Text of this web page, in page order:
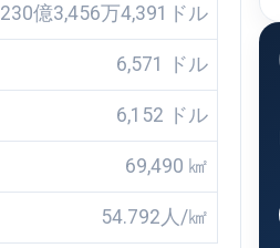
230億3,456万4,391ドル
6,571 ドル
6,152 ドル
69,490 ㎢
54.792人/㎢